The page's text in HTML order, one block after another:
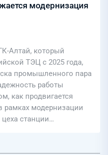
модернизация
Алтай, который
ТЭЦ с 2025 года,
промышленного пара
работы
как продвигается
рамках модернизации
станции…